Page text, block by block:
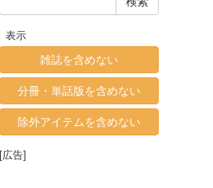
表示
雑誌を含めない
分冊・単話版を含めない
除外アイテムを含めない
[広告]